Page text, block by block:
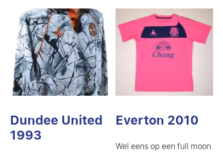
Dundee United
1993
Everton 2010
Wel eens op een full moon